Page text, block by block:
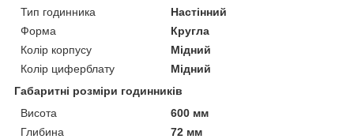
Тип годинника
Настінний
Форма
Кругла
Колір корпусу
Мідний
Колір циферблату
Мідний
Габаритні розміри годинників
Висота
600 мм
Глибина
72 мм